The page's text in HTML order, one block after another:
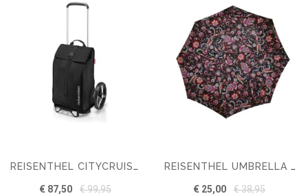
REISENTHEL CITYCRUISER
€ 87,50 € 99,95
REISENTHEL UMBRELLA POCKET MINI
€ 25,00 € 38,95